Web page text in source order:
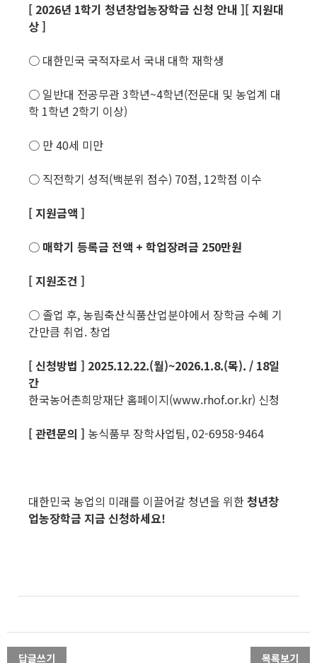
[ 2026년 1학기 청년창업농장학금 신청 안내 ][ 지원대
상]
○ 대한민국 국적자로서 국내 대학 재학생
○ 일반대 전공무관 3학년~4학년(전문대 및 농업계 대
학 1학년 2학기 이상)
○ 만 40세 미만
○ 직전학기 성적(백분위 점수) 70점, 12학점 이수
[ 지원금액 ]
○ 매학기 등록금 전액 + 학업장려금 250만원
[ 지원조건 ]
○ 졸업 후, 농림축산식품산업분야에서 장학금 수혜 기
간만큼 취업. 창업
[신청방법 ] 2025.12.22.(월)~2026.1.8.(목). / 18일
간
한국농어촌희망재단 홈페이지(www.rhof.or.kr) 신청
[관련문의 ] 농식품부 장학사업팀, 02-6958-9464
대한민국 농업의 미래를 이끌어갈 청년을 위한청년창
업농장학금 지금 신청하세요!
답글쓰기 목록보기